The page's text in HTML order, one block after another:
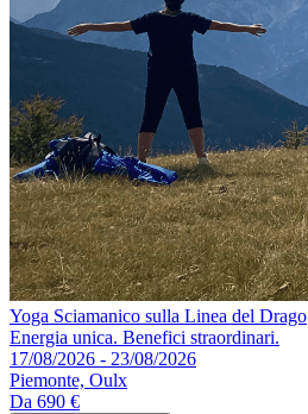
Yoga Sciamanico sulla Linea del Drago
Energia unica. Benefici straordinari.
17/08/2026 - 23/08/2026
Piemonte, Oulx
Da 690 €